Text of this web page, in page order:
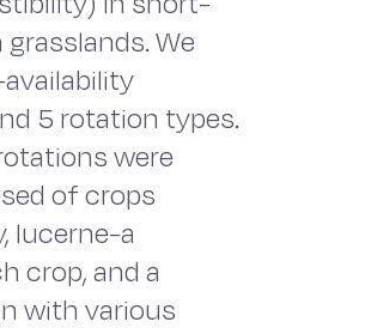
We
5 rotation types.
were
of crops
lucerne-a
crop, and a
with various